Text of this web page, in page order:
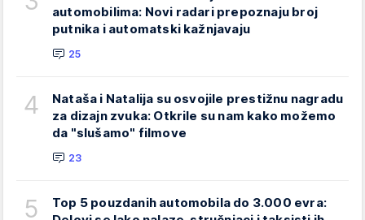
automobilima: Novi radari prepoznaju broj
putnika i automatski kažnjavaju
25
4
Nataša i Natalija su osvojile prestižnu nagradu
za dizajn zvuka: Otkrile su nam kako možemo
da "slušamo" filmove
23
5
Top 5 pouzdanih automobila do 3.000 evra: